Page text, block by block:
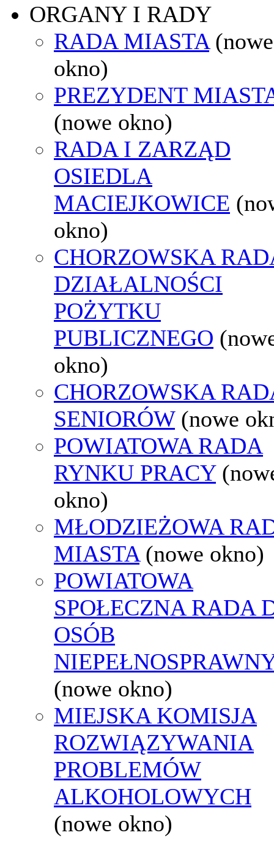
ORGANY I RADY
RADA MIASTA (nowe
okno)
PREZYDENT
(nowe okno)
RADA I ZARZĄD
OSIEDLA
MACIEJKOWICE
okno)
CHORZOWSKA
DZIAŁALNOŚCI
POŻYTKU
PUBLICZNEGO
okno)
CHORZOWSKA
SENIORÓW (nowe
POWIATOWA RADA
RYNKU PRACY
okno)
MŁODZIEŻOWA
MIASTA (nowe okno)
POWIATOWA
SPOŁECZNA RADA
OSÓB
(nowe okno)
MIEJSKA KOMISJA
ROZWIĄZYWANIA
PROBLEMÓW
ALKOHOLOWYCH
(nowe okno)